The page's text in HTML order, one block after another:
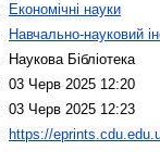
Економічні науки
Навчально-науковий
Наукова Бібліотека
03 Черв 2025 12:20
03 Черв 2025 12:23
https://